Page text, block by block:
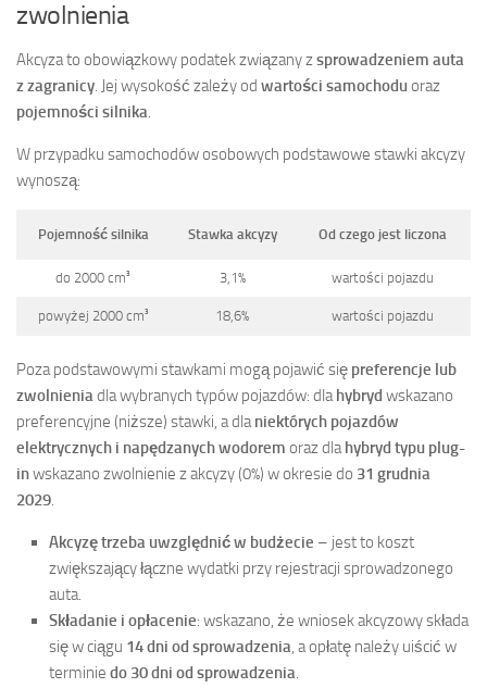
zwolnienia
Akcyza to obowiązkowy podatek związany zsprowadzeniem auta
z zagranicy . Jej wysokość zależy od wartości samochoduoraz
pojemności silnika
W przypadku samochodów osobowych podstawowe stawki akcyzy
wynoszą:
Pojemność silnika Stawka akcyzy Od czego jest liczona
do 2000 cm³ 3,1% wartości pojazdu
powyżej 2000 cm³ 18,6% wartości pojazdu
Poza podstawowymi stawkami mogą pojawić się preferencje lub
zwolnieniadla wybranych typów pojazdów: dlahybryd wskazano
preferencyjne (niższe) stawki, a dlaniektórych pojazdów
elektrycznych i napędzanych wodorem oraz dlahybryd typu plug-
inwskazano zwolnienie z akcyzy (0%) w okresie do 31 grudnia
2029.
Akcyzę trzeba uwzględnić w budżecie – jest to koszt
zwiększający łączne wydatki przy rejestracji sprowadzonego
auta.
Składanie i opłacenie: wskazano, że wniosek akcyzowy składa
się w ciągu 14 dni od sprowadzenia, a opłatę należy uiścić w
terminie do 30 dni od sprowadzenia.